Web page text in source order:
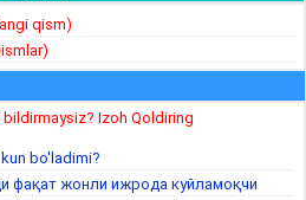
qism)
Izoh Qoldiring
bo'ladimi?
фақат жонли ижрода куйламоқчи